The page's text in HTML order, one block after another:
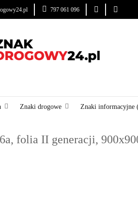
797 061 096
ZNAKI DROGOWE
Znaki drogowe Znaki informacyjne
folia II generacji,